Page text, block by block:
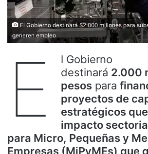
El Gobierno destinará $2.000 millones para
generen empleo
E
l Gobierno
destinará 2.000
pesos para
proyectos de
estratégicos
impacto
para Micro, Pequeñas y
Empresas (MiPyMEs) que